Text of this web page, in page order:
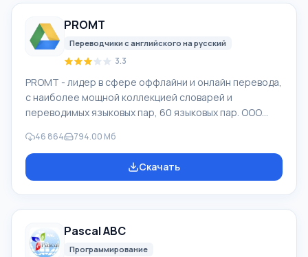
различными устройствами, например, с жесткими
дисками, SS
PROMT
Переводчики с английского на русский
3.3
PROMT - лидер в сфере оффлайни и онлайн перевода,
с наиболее мощной коллекцией словарей и
переводимых языковых пар, 60 языковых пар. ООО
разработчик систем перевода для частных
пользователей и корпораций. Программой PROMT
обеспечивается перевод любого текста, пользуясь
русского интерфейса или электронные письма
иностранной компани
46 864 794.00 Мб
Скачать
Pascal ABC
Программирование